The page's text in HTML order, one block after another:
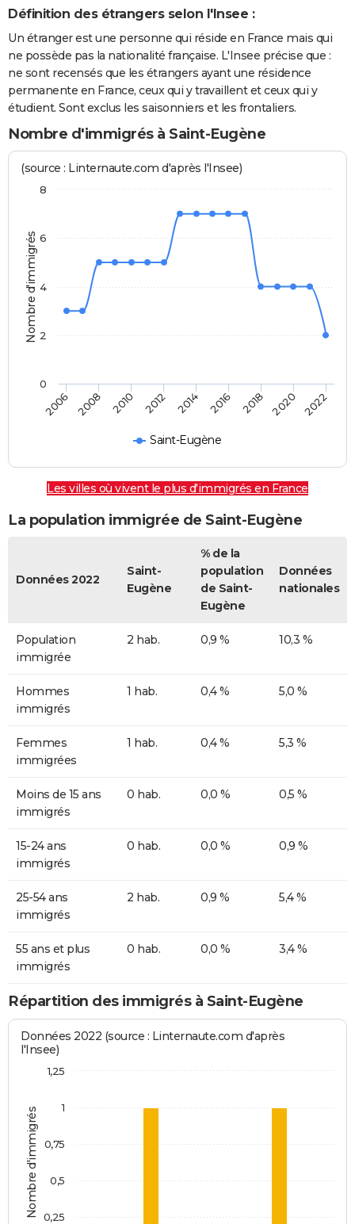
Définition des étrangers selon l'Insee :
Un étranger est une personne qui réside en France mais qui
ne possède pas la nationalité française. L'Insee précise que :
ne sont recensés que les étrangers ayant une résidence
permanente en France, ceux qui y travaillent et ceux qui y
étudient. Sont exclus les saisonniers et les frontaliers.
Nombre d'immigrés à Saint-Eugène
Nombre d'immigrés
(source : Linternaute.com d'après l'Insee)
Saint-Eugène
2006 2008 2010 2012 2014 2016 2018 2020 2022
2
4
6
8
0
Les villes où vivent le plus d'immigrés en France
La population immigrée de Saint-Eugène
Données 2022
Saint-
Eugène
% de la
population
de Saint-
Eugène
Données
nationales
Population
immigrée
2 hab. 0,9 % 10,3 %
Hommes
immigrés
1 hab. 0,4 % 5,0 %
Femmes
immigrées
1 hab. 0,4 % 5,3 %
Moins de 15 ans
immigrés
0 hab. 0,0 % 0,5 %
15-24 ans
immigrés
0 hab. 0,0 % 0,9 %
25-54 ans
immigrés
2 hab. 0,9 % 5,4 %
55 ans et plus
immigrés
0 hab. 0,0 % 3,4 %
Répartition des immigrés à Saint-Eugène
Nombre d'immigrés
Données 2022 (source : Linternaute.com d'après
l'Insee)
0,25
0,5
0,75
1
1,25